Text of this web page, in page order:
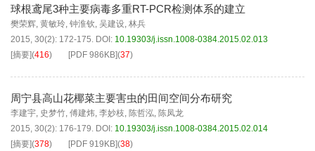
球根鸢尾3种主要病毒多重RT-PCR检测体系的建立
樊荣辉, 黄敏玲, 钟淮钦, 吴建设, 林兵
2015, 30(2): 172-175. DOI: 10.19303/j.issn.1008-0384.2015.02.013
[摘要](416) [PDF 986KB](37)
周宁县高山花椰菜主要害虫的田间空间分布研究
李建宇, 史梦竹, 傅建炜, 李妙枝, 陈哲泓, 陈凤龙
2015, 30(2): 176-179. DOI: 10.19303/j.issn.1008-0384.2015.02.014
[摘要](378) [PDF 919KB](38)